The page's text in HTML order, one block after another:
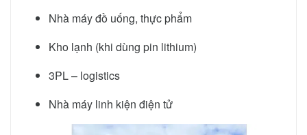
Nhà máy đồ uống, thực phẩm
Kho lạnh (khi dùng pin lithium)
3PL – logistics
Nhà máy linh kiện điện tử